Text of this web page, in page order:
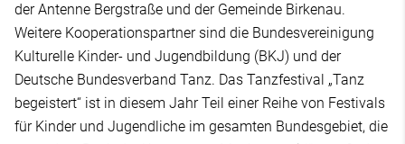
der Antenne Bergstraße und der Gemeinde Birkenau.
Weitere Kooperationspartner sind die Bundesvereinigung
Kulturelle Kinder- und Jugendbildung (BKJ) und der
Deutsche Bundesverband Tanz. Das Tanzfestival „Tanz
begeistert“ ist in diesem Jahr Teil einer Reihe von Festivals
für Kinder und Jugendliche im gesamten Bundesgebiet, die